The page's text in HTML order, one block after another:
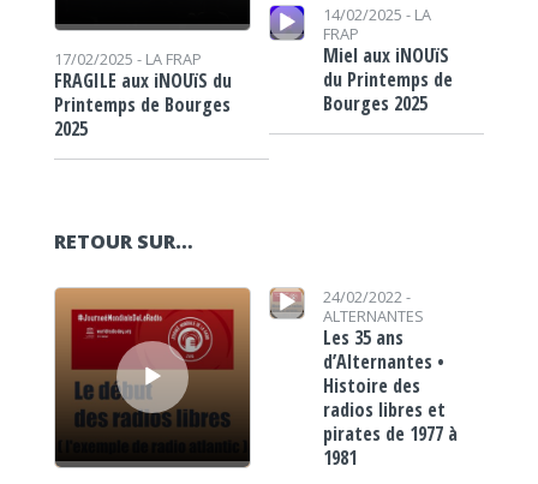
17/02/2025 - LA FRAP
FRAGILE aux iNOUïS du
Printemps de Bourges
2025
14/02/2025 - LA
FRAP
Miel aux iNOUïS
du Printemps de
Bourges 2025
RETOUR SUR…
Lecteur audio
Lecteur audio
24/02/2022 -
ALTERNANTES
Les 35 ans
d’Alternantes •
Histoire des
radios libres et
pirates de 1977 à
1981